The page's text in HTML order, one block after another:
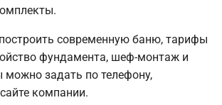
современную баню, тарифы
фундамента, шеф-монтаж и
можно задать по телефону,
компании.